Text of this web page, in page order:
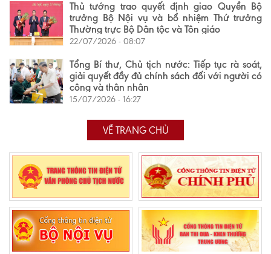
Thủ tướng trao quyết định giao Quyền Bộ
trưởng Bộ Nội vụ và bổ nhiệm Thứ trưởng
Thường trực Bộ Dân tộc và Tôn giáo
22/07/2026 - 08:07
Tổng Bí thư, Chủ tịch nước: Tiếp tục rà soát,
giải quyết đầy đủ chính sách đối với người có
công và thân nhân
15/07/2026 - 16:27
VỀ TRANG CHỦ